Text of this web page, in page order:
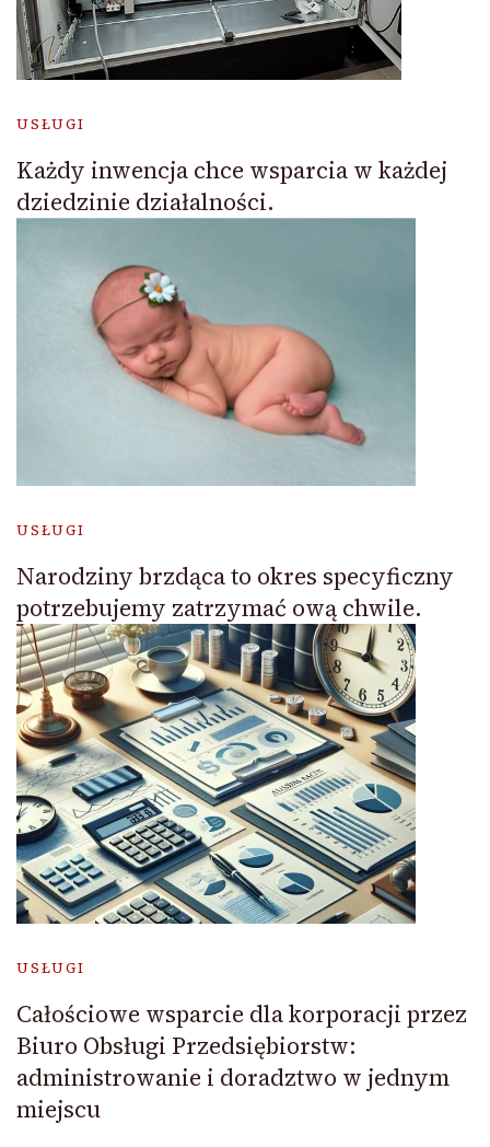
USŁUGI
Każdy inwencja chce wsparcia w każdej
dziedzinie działalności.
USŁUGI
Narodziny brzdąca to okres specyficzny
potrzebujemy zatrzymać ową chwile.
USŁUGI
Całościowe wsparcie dla korporacji przez
Biuro Obsługi Przedsiębiorstw:
administrowanie i doradztwo w jednym
miejscu